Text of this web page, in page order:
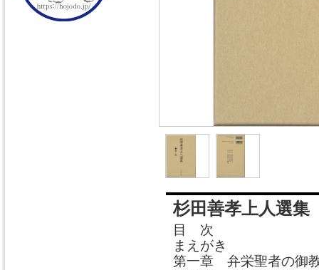
杉田善孝上人選
目
まえがき
第一章 弁栄聖者の御